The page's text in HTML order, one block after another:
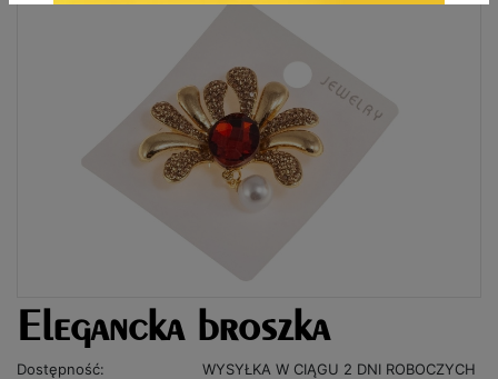
Elegancka broszka
Dostępność:
WYSYŁKA W CIĄGU 2 DNI ROBOCZYCH